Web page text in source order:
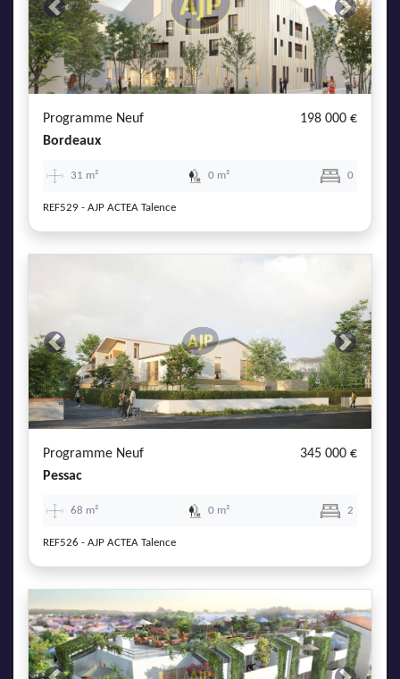
Previous Next
Programme Neuf
198 000 €
Bordeaux
31 m² 0 m² 0
REF529 - AJP ACTEA Talence
Previous Next
Programme Neuf
345 000 €
Pessac
68 m² 0 m² 2
REF526 - AJP ACTEA Talence